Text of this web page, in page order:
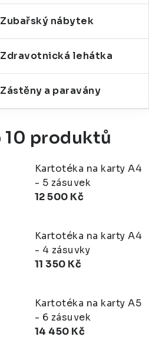
Zubařský nábytek
Zdravotnická lehátka
Zástěny a paravány
10 produktů
Kartotéka na karty A4
- 5 zásuvek
12 500 Kč
Kartotéka na karty A4
- 4 zásuvky
11 350 Kč
Kartotéka na karty A5
- 6 zásuvek
14 450 Kč